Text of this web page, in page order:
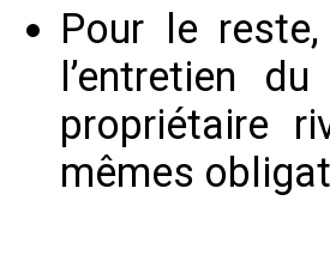
Pour le
l’entretien
propriétaire
mêmes